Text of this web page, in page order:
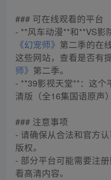
### 可在线观看的平台
- **风车动漫**和**VS影
《幻宠师》 第二季的在
这些网站，查看是否有
师》 第二季。
- **39影视天堂**：这个
清版（全16集国语原声
### 注意事项
- 请确保从合法和官方
版权。
- 部分平台可能需要注
看高清内容。